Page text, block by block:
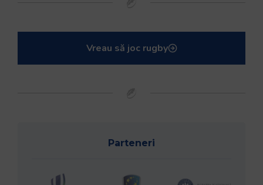
Vreau să joc rugby
Parteneri